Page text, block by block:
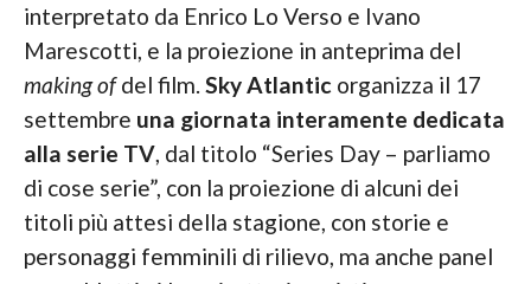
interpretato da Enrico Lo Verso e Ivano
Marescotti, e la proiezione in anteprima del
making ofdel film.Sky Atlanticorganizza il 17
settembre una giornata interamente dedicata
alla serie TV, dal titolo “Series Day – parliamo
di cose serie”, con la proiezione di alcuni dei
titoli più attesi della stagione, con storie e
personaggi femminili di rilievo, ma anche panel